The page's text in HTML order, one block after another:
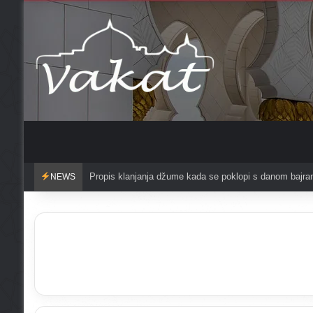
NEWS Čuvajte se griješenja u mjesecu redžebu?